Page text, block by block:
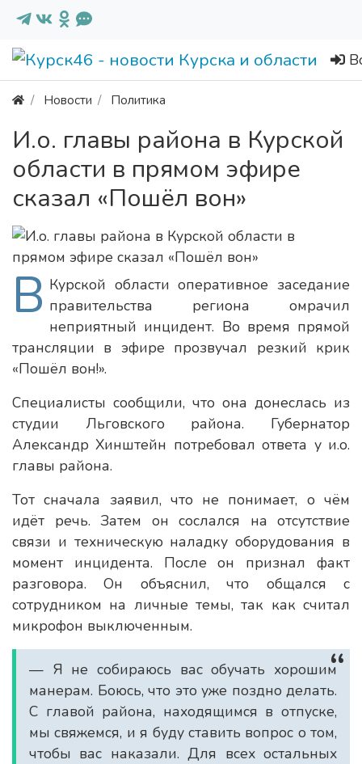
Новости Политика
И.о. главы района в Курской
области в прямом эфире
сказал «Пошёл вон»
В Курской области оперативное заседание
правительства региона омрачил
неприятный инцидент. Во время прямой
трансляции в эфире прозвучал резкий крик
«Пошёл вон!».
Специалисты сообщили, что она донеслась из
студии Льговского района. Губернатор
Александр Хинштейн потребовал ответа у и.о.
главы района.
Тот сначала заявил, что не понимает, о чём
идёт речь. Затем он сослался на отсутствие
связи и техническую наладку оборудования в
момент инцидента. После он признал факт
разговора. Он объяснил, что общался с
сотрудником на личные темы, так как считал
микрофон выключенным.
— Я не собираюсь вас обучать хорошим
манерам. Боюсь, что это уже поздно делать.
С главой района, находящимся в отпуске,
мы свяжемся, и я буду ставить вопрос о том,
чтобы вас наказали. Для всех остальных